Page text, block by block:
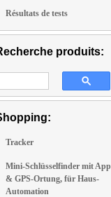
Résultats de tests
produits:
Tracker
Mini-Schlüsselfinder mit App
& GPS-Ortung, für Haus-
Automation